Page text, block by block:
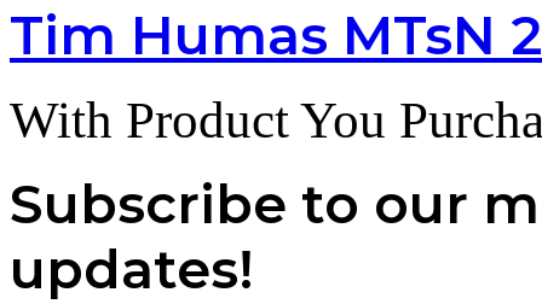
Tim Humas MTsN
With Product You
Subscribe to our
updates!